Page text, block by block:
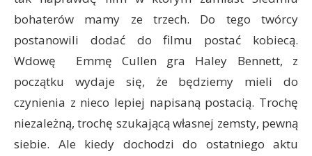
bohaterów mamy ze trzech. Do tego twórcy
postanowili dodać do filmu postać kobiecą.
Wdowę Emmę Cullen gra Haley Bennett, z
początku wydaje się, że będziemy mieli do
czynienia z nieco lepiej napisaną postacią. Trochę
niezależną, trochę szukającą własnej zemsty, pewną
siebie. Ale kiedy dochodzi do ostatniego aktu